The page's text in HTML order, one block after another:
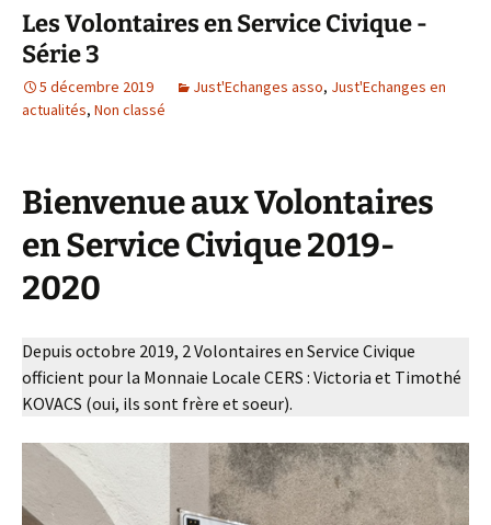
Les Volontaires en Service Civique -
Série 3
5 décembre 2019 Just'Echanges asso, Just'Echanges en
actualités, Non classé
Bienvenue aux Volontaires
en Service Civique 2019-
2020
Depuis octobre 2019, 2 Volontaires en Service Civique
officient pour la Monnaie Locale CERS : Victoria et Timothé
KOVACS (oui, ils sont frère et soeur).